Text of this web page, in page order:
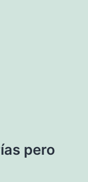
pero